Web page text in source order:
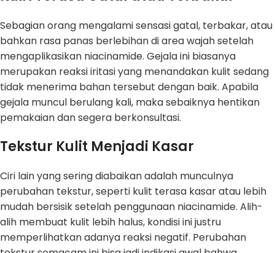
Sebagian orang mengalami sensasi gatal, terbakar, atau
bahkan rasa panas berlebihan di area wajah setelah
mengaplikasikan niacinamide. Gejala ini biasanya
merupakan reaksi iritasi yang menandakan kulit sedang
tidak menerima bahan tersebut dengan baik. Apabila
gejala muncul berulang kali, maka sebaiknya hentikan
pemakaian dan segera berkonsultasi.
Tekstur Kulit Menjadi Kasar
Ciri lain yang sering diabaikan adalah munculnya
perubahan tekstur, seperti kulit terasa kasar atau lebih
mudah bersisik setelah penggunaan niacinamide. Alih-
alih membuat kulit lebih halus, kondisi ini justru
memperlihatkan adanya reaksi negatif. Perubahan